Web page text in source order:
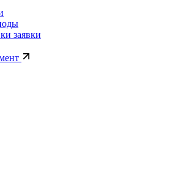
заявки